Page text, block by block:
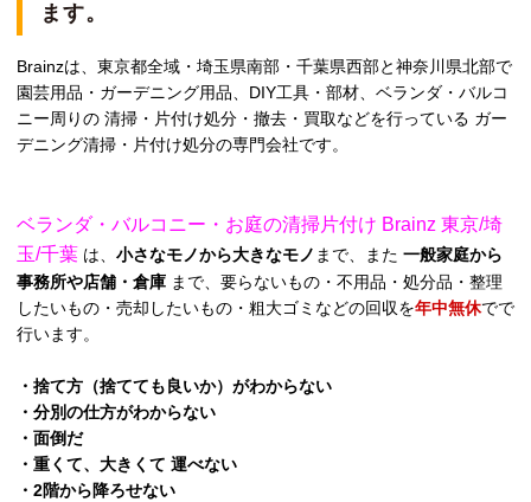
ます。
Brainzは、東京都全域・埼玉県南部・千葉県西部と神奈川県北部で
園芸用品・ガーデニング用品、DIY工具・部材、ベランダ・バルコ
ニー周りの 清掃・片付け処分・撤去・買取などを行っている ガー
デニング清掃・片付け処分の専門会社です。
ベランダ・バルコニー・お庭の清掃片付け Brainz 東京/埼
玉/千葉 は、 小さなモノから大きなモノ まで、また 一般家庭から
事務所や店舗・倉庫 まで、要らないもの・不用品・処分品・整理
したいもの・売却したいもの・粗大ゴミなどの回収を年中無休でで
行います。
・捨て方（捨てても良いか）がわからない
・分別の仕方がわからない
・面倒だ
・重くて、大きくて 運べない
・2階から降ろせない